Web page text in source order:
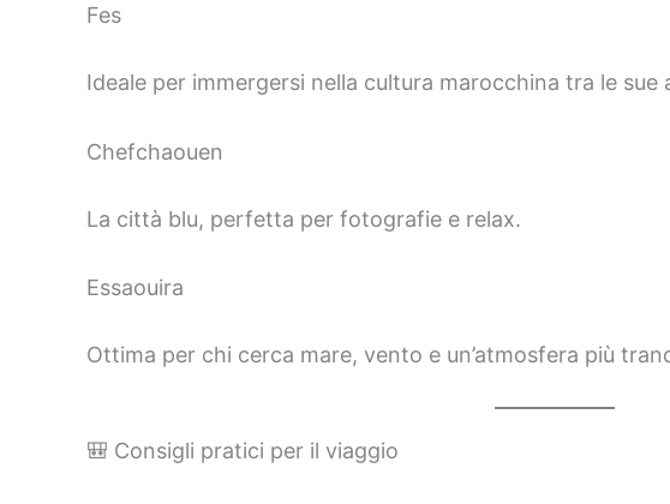
Fes
Ideale per immergersi nella cultura marocchina tra le sue
Chefchaouen
La città blu, perfetta per fotografie e relax.
Essaouira
Ottima per chi cerca mare, vento e un’atmosfera più
🎒 Consigli pratici per il viaggio